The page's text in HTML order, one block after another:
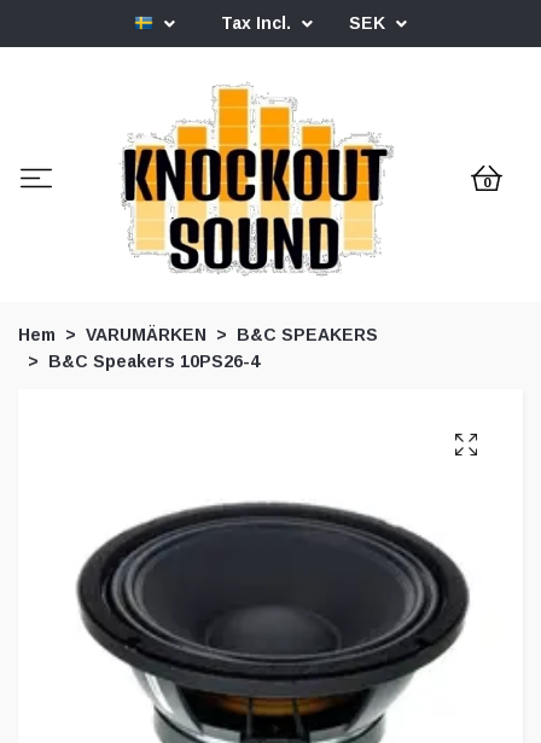
Tax Incl. SEK
0
Hem VARUMÄRKEN
B&C SPEAKERS
B&C Speakers 10PS26-4